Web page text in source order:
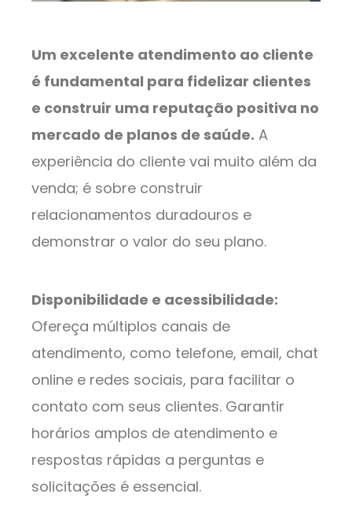
Um excelente atendimento ao cliente
é fundamental para fidelizar clientes
e construir uma reputação positiva no
mercado de planos de saúde. A
experiência do cliente vai muito além da
venda; é sobre construir
relacionamentos duradouros e
demonstrar o valor do seu plano.
Disponibilidade e acessibilidade:
Ofereça múltiplos canais de
atendimento, como telefone, email, chat
online e redes sociais, para facilitar o
contato com seus clientes. Garantir
horários amplos de atendimento e
respostas rápidas a perguntas e
solicitações é essencial.